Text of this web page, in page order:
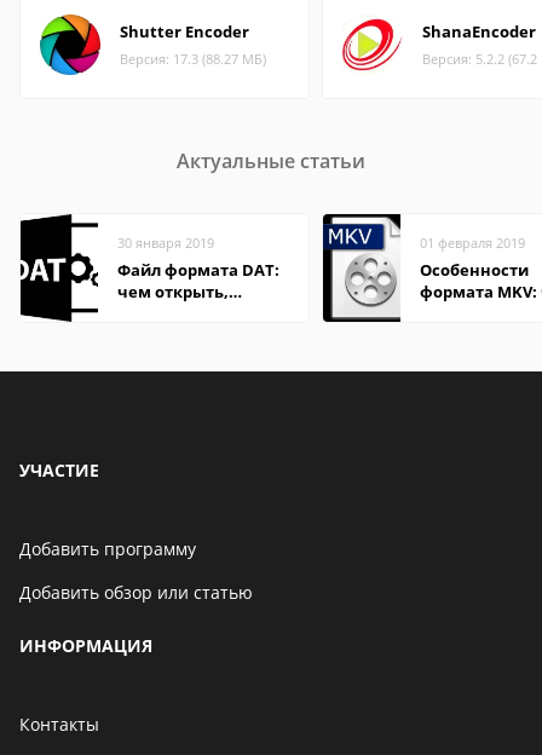
Shutter Encoder
Версия: 17.3 (88.27 МБ)
ShanaEncoder
Версия: 5.2.2
Актуальные статьи
30 января 2019
Файл формата DAT:
чем открыть,
01 февраля 2019
Особенности
формата
УЧАСТИЕ
Добавить программу
Добавить обзор или статью
ИНФОРМАЦИЯ
Контакты